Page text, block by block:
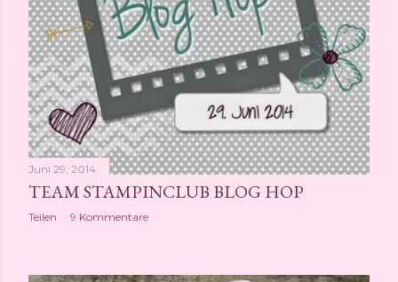
Juni 29, 2014
TEAM STAMPINCLUB BLOG HOP
Teilen 9 Kommentare